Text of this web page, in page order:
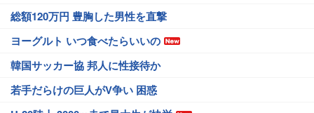
総額120万円 豊胸した男性を直撃
ヨーグルト いつ食べたらいいの
韓国サッカー協 邦人に性接待か
若手だらけの巨人がV争い 困惑